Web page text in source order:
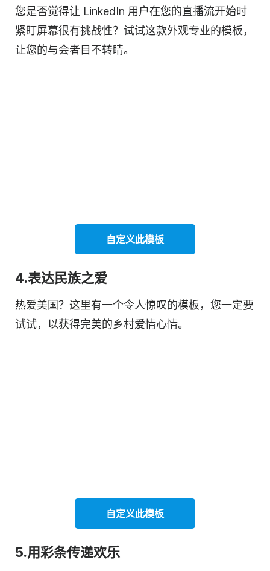
您是否觉得让 LinkedIn 用户在您的直播流开始时
紧盯屏幕很有挑战性？试试这款外观专业的模板，
让您的与会者目不转睛。
自定义此模板
4.表达民族之爱
热爱美国？这里有一个令人惊叹的模板，您一定要
试试，以获得完美的乡村爱情心情。
自定义此模板
5.用彩条传递欢乐